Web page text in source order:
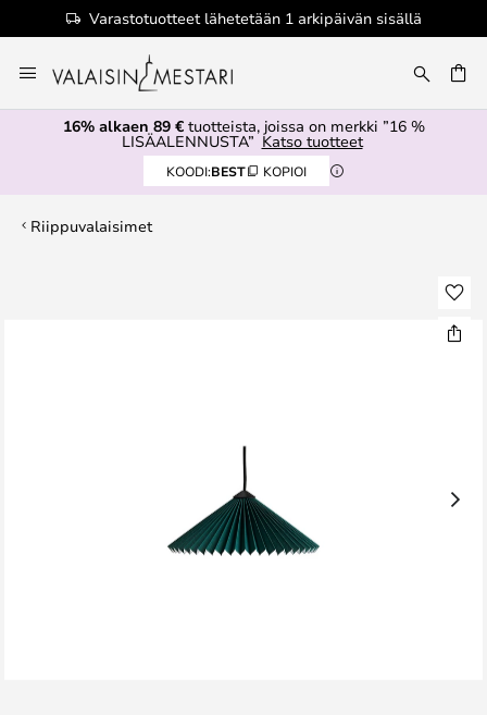
Varastotuotteet lähetetään 1 arkipäivän sisällä
to
Content
16% alkaen 89 €tuotteista, joissa on merkki ”16 %
LISÄALENNUSTA” Katso tuotteet
KOODI:BEST KOPIOI
Riippuvalaisimet